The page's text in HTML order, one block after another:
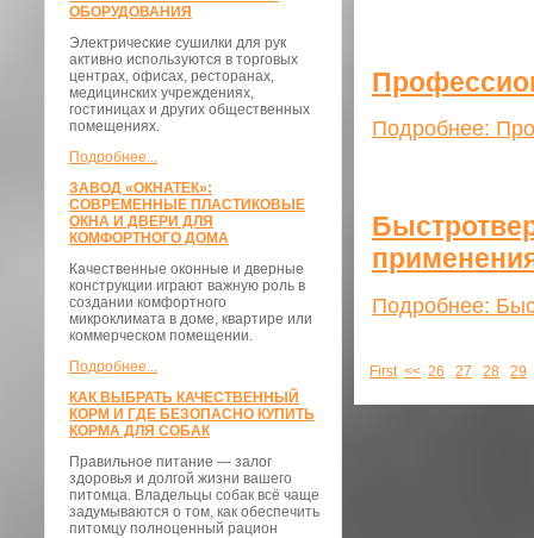
ОБОРУДОВАНИЯ
Электрические сушилки для рук
активно используются в торговых
центрах, офисах, ресторанах,
медицинских учреждениях,
гостиницах и других общественных
помещениях.
Подробнее...
ЗАВОД «ОКНАТЕК»:
СОВРЕМЕННЫЕ ПЛАСТИКОВЫЕ
ОКНА И ДВЕРИ ДЛЯ
КОМФОРТНОГО ДОМА
Качественные оконные и дверные
конструкции играют важную роль в
создании комфортного
микроклимата в доме, квартире или
коммерческом помещении.
Подробнее...
КАК ВЫБРАТЬ КАЧЕСТВЕННЫЙ
КОРМ И ГДЕ БЕЗОПАСНО КУПИТЬ
КОРМА ДЛЯ СОБАК
Правильное питание — залог
здоровья и долгой жизни вашего
питомца. Владельцы собак всё чаще
задумываются о том, как обеспечить
питомцу полноценный рацион
Подробнее:
Подробнее:
First << 26 27 28 29